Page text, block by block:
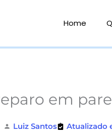
Home
em
Luiz Santos Atualizado